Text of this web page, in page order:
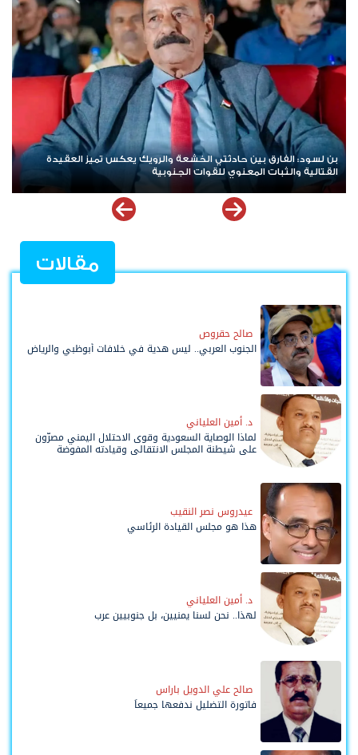
هيئة بريطانية: استهداف سفينة تجارية في خليج عدن
مقالات
صالح حقروص
الجنوب العربي.. ليس هدية في خلافات أبوظبي والرياض
د. أمين العلياني
لماذا الوصاية السعودية وقوى الاحتلال اليمني مصرّون
على شيطنة المجلس الانتقالي وقيادته المفوضة
عيدروس نصر النقيب
هذا هو مجلس القيادة الرئاسي
د. أمين العلياني
لهذا.. نحن لسنا يمنيين، بل جنوبيين عرب
صالح علي الدويل باراس
فاتورة التضليل ندفعها جميعاً